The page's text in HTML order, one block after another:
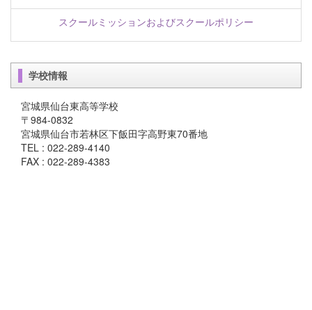
スクールミッションおよびスクールポリシー
学校情報
宮城県仙台東高等学校
〒984-0832
宮城県仙台市若林区下飯田字高野東70番地
TEL : 022-289-4140
FAX : 022-289-4383